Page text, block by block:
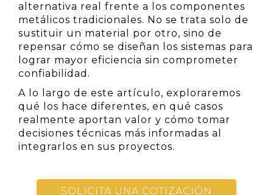
alternativa real frente a los componentes
metálicos tradicionales. No se trata solo de
sustituir un material por otro, sino de
repensar cómo se diseñan los sistemas para
lograr mayor eficiencia sin comprometer
confiabilidad.
A lo largo de este artículo, exploraremos
qué los hace diferentes, en qué casos
realmente aportan valor y cómo tomar
decisiones técnicas más informadas al
integrarlos en sus proyectos.
SOLICITA UNA COTIZACIÓN